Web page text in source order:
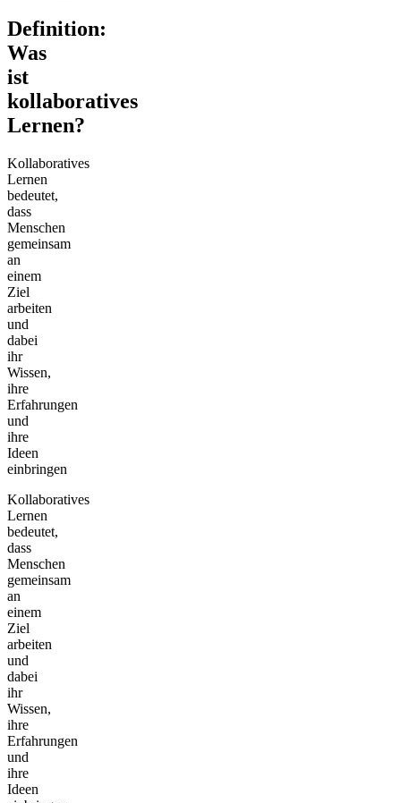
Definition:
Was
ist
kollaboratives
Lernen?
Kollaboratives
Lernen
bedeutet,
dass
Menschen
gemeinsam
an
einem
Ziel
arbeiten
und
dabei
ihr
Wissen,
ihre
Erfahrungen
und
ihre
Ideen
einbringen
Kollaboratives
Lernen
bedeutet,
dass
Menschen
gemeinsam
an
einem
Ziel
arbeiten
und
dabei
ihr
Wissen,
ihre
Erfahrungen
und
ihre
Ideen